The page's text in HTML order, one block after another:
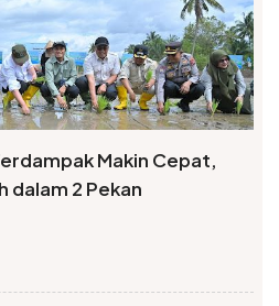
Makin Cepat,
dalam 2 Pekan